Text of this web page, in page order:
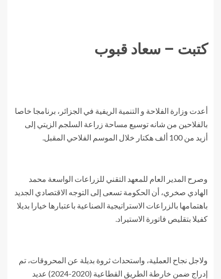
كتبت – سعاد قبوب
أعدت وزارة الفلاحة و التنمية الريفية في الجزائر، برنامجا خاصا
بالفلاحين من شانه توسيع مساحة زراعة السلجم الزيتي إلى
أزيد من 100 ألف هكتار خلال الموسم الفلاحي المقبل.
وصرح المدير العام للمعهد التقني للزراعات الواسعة محمد
الهادي صخري، أن الحكومة تسعى إلى التوجه الاقتصادي الجديد
باهتمامها بالزراعات الاستراتيجية الصناعية باعتبارها خيارا بديلا
كفيلا بتقليص فاتورة الاستيراد.
ولاجل نجاح العملية، واستحداث ثروة بديلة عن المحروقات، تم
إدراج ضمن خارطة الطريق القطاعية (2020-2024) عديد